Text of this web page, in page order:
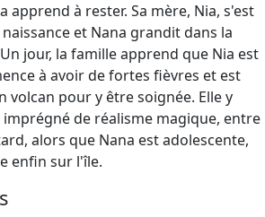
apprend à rester. Sa mère, Nia, s'est
et Nana grandit dans la
jour, la famille apprend que Nia est
à avoir de fortes fièvres et est
volcan pour y être soignée. Elle y
de réalisme magique, entre
alors que Nana est adolescente,
enfin sur l'île.